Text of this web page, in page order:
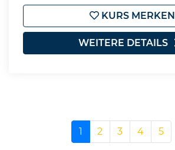
KURS MERKEN
WEITERE DETAILS
1 2 3 4 5